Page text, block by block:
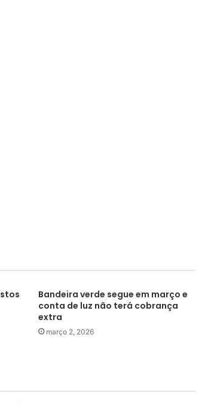
Bandeira verde segue em março e
conta de luz não terá cobrança
extra
março 2, 2026